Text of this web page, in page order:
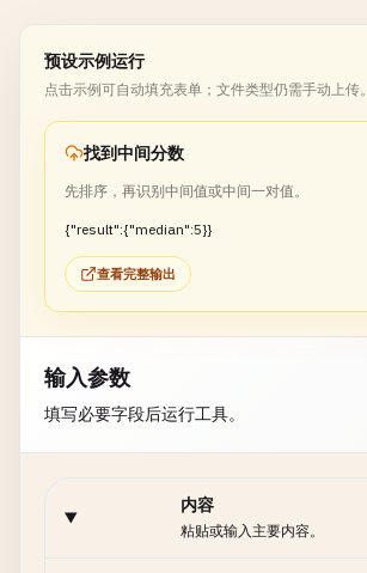
预设示例运行
点击示例可自动填充表单；文件类型仍需手动上传。
找到中间分数
先排序，再识别中间值或中间一对值。
{"result":{"median":5}}
查看完整输出
输入参数
填写必要字段后运行工具。
内容
粘贴或输入主要内容。